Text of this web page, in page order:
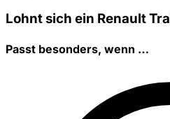
Lohnt sich ein Renault
Passt besonders, wenn …